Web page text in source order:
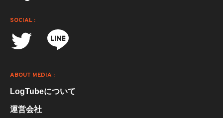
SOCIAL :
ABOUT MEDIA :
LogTubeについて
運営会社